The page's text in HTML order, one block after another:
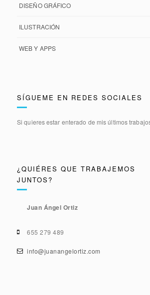
DISEÑO GRÁFICO
ILUSTRACIÓN
WEB Y APPS
SÍGUEME EN REDES SOCIALES
Si quieres estar enterado de mis últimos
¿QUIÉRES QUE TRABAJEMOS
JUNTOS?
Juan Ángel Ortiz
655 279 489
info@juanangelortiz.com